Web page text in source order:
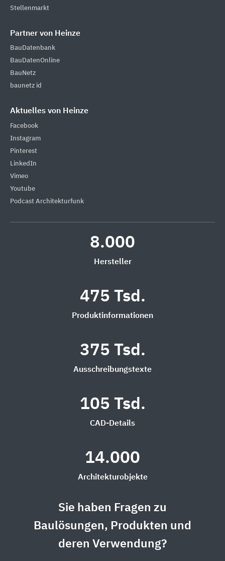
Stellenmarkt
Partner von Heinze
BauDatenbank
BauDatenOnline
BauNetz
baunetz id
Aktuelles von Heinze
Facebook
Instagram
Pinterest
LinkedIn
Vimeo
Youtube
Podcast Architekturfunk
8.000
Hersteller
475 Tsd.
Produktinformationen
375 Tsd.
Ausschreibungstexte
105 Tsd.
CAD-Details
14.000
Architekturobjekte
Sie haben Fragen zu
Baulösungen, Produkten und
deren Verwendung?